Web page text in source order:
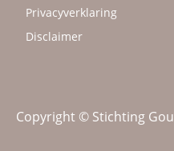
Privacyverklaring
Disclaimer
Copyright © Stichting